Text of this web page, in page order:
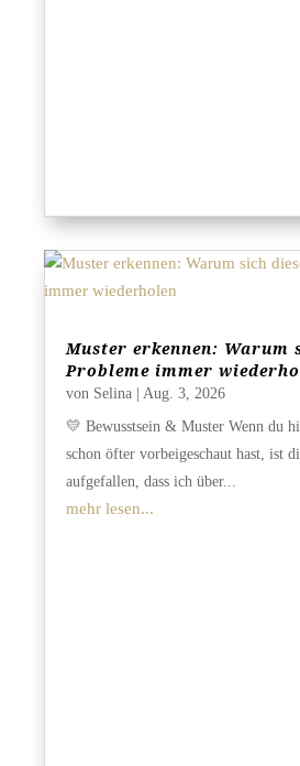
Muster erkennen: Warum
Probleme immer
von Selina
Aug. 3, 2026
💛 Bewusstsein & Muster Wenn du
schon öfter vorbeigeschaut hast, ist
aufgefallen, dass ich über...
mehr lesen...